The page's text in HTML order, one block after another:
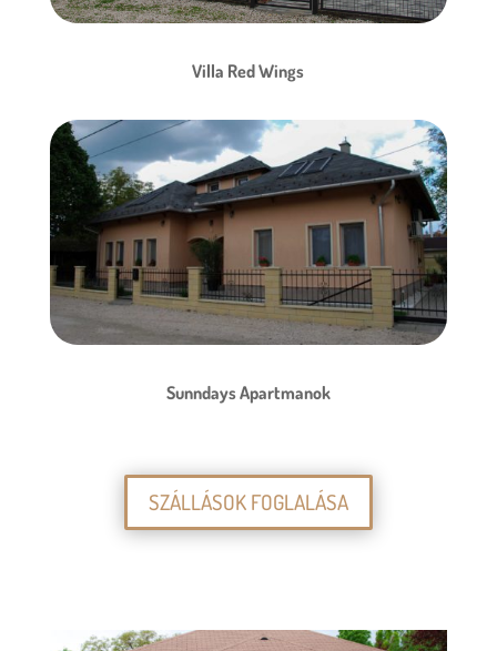
Villa Red Wings
Sunndays Apartmanok
SZÁLLÁSOK FOGLALÁSA